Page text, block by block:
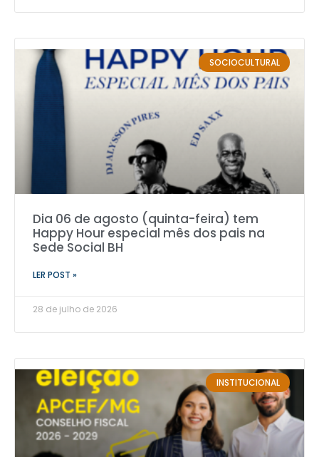
SOCIOCULTURAL
Dia 06 de agosto (quinta-feira) tem
Happy Hour especial mês dos pais na
Sede Social BH
LER POST »
28 de julho de 2026
INSTITUCIONAL